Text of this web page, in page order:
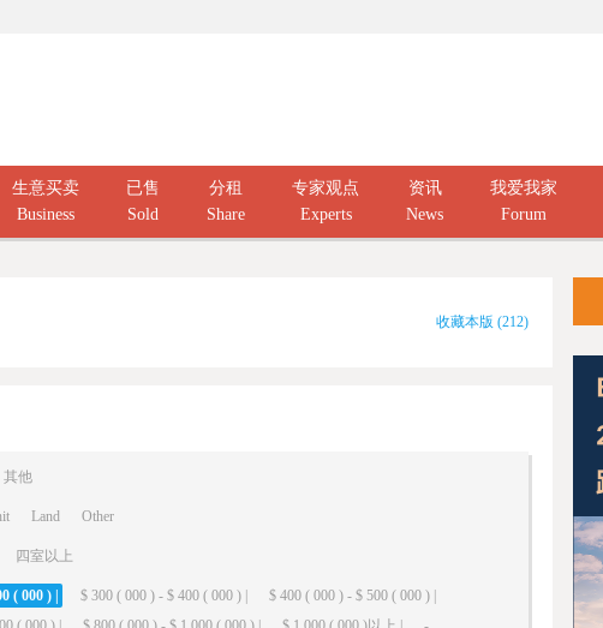
生意买卖
Business
已售
Sold
分租
Share
专家观点
Experts
资讯
News
我爱我家
Forum
收藏本版 (212)
其他
Land Other
四室以上
( 000 ) | $ 300 ( 000 ) - $ 400 ( 000 ) |
$ 400 ( 000 ) - $ 500 ( 000 ) |